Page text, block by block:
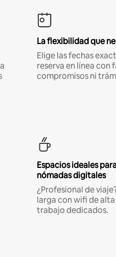
La flexibilidad que
Elige las fechas
reserva en línea con
compromisos ni
Espacios ideales
nómadas digitales
¿Profesional de
larga con wifi de
trabajo dedicados.